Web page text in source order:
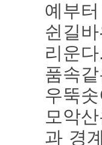
예부
쉰길
리운
품속
우뚝
모악
과 경